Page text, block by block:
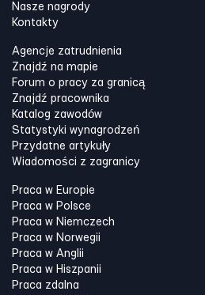
Nasze nagrody
Kontakty
Agencje zatrudnienia
Znajdź na mapie
Forum o pracy za granicą
Znajdź pracownika
Katalog zawodów
Statystyki wynagrodzeń
Przydatne artykuły
Wiadomości z zagranicy
Praca w Europie
Praca w Polsce
Praca w Niemczech
Praca w Norwegii
Praca w Anglii
Praca w Hiszpanii
Praca zdalna